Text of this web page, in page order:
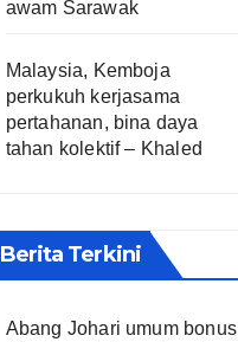
awam Sarawak
Malaysia, Kemboja
perkukuh kerjasama
pertahanan, bina daya
tahan kolektif – Khaled
Berita Terkini
Abang Johari umum bonus